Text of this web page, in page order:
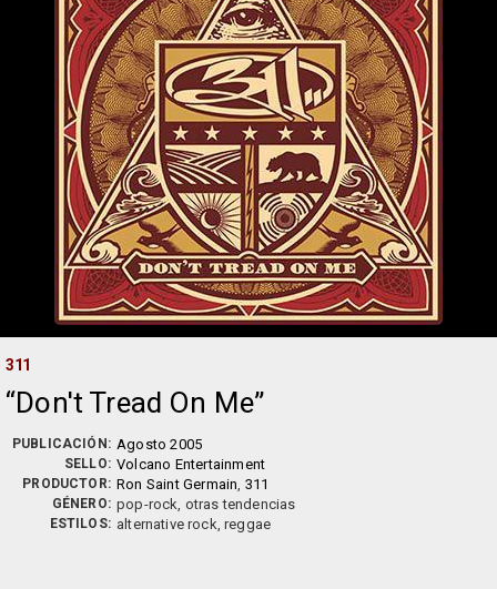
311
Don't Tread On Me
PUBLICACIÓN: Agosto 2005
SELLO: Volcano Entertainment
PRODUCTOR: Ron Saint Germain, 311
GÉNERO: pop-rock, otras tendencias
ESTILOS: alternative rock, reggae